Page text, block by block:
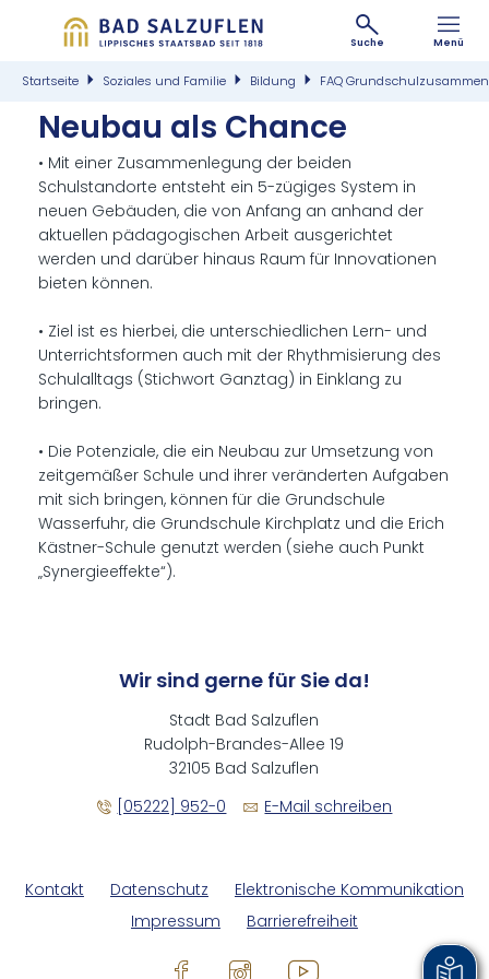
Suche Menü
Startseite Soziales und Familie Bildung FAQ
Neu­bau als Chan­ce
• Mit einer Zusammenlegung der beiden
Schulstandorte entsteht ein 5-zügiges System in
neuen Gebäuden, die von Anfang an anhand der
aktuellen pädagogischen Arbeit ausgerichtet
werden und darüber hinaus Raum für Innovationen
bieten können.
• Ziel ist es hierbei, die unterschiedlichen Lern- und
Unterrichtsformen auch mit der Rhythmisierung des
Schulalltags (Stichwort Ganztag) in Einklang zu
bringen.
• Die Potenziale, die ein Neubau zur Umsetzung von
zeitgemäßer Schule und ihrer veränderten Aufgaben
mit sich bringen, können für die Grundschule
Wasserfuhr, die Grundschule Kirchplatz und die Erich
Kästner-Schule genutzt werden (siehe auch Punkt
„Synergieeffekte“).
Wir sind gerne für Sie da!
Stadt Bad Salzuflen
Rudolph-Brandes-Allee 19
32105 Bad Salzuflen
[05222] 952-0
E-Mail schreiben
Kontakt Datenschutz
Elektronische Kommunikation
Impressum
Barrierefreiheit